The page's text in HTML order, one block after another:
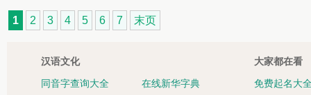
1 2 3 4 5 6 7 末页
汉语文化
同音字查询大全
在线新华字典
大家都在看
免费起名大